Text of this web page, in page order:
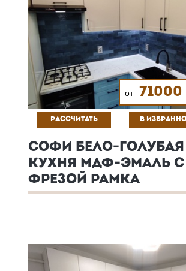
от 71000
РАССЧИТАТЬ В
СОФИ БЕЛО-ГОЛУБАЯ
КУХНЯ МДФ-ЭМАЛЬ С
ФРЕЗОЙ РАМКА